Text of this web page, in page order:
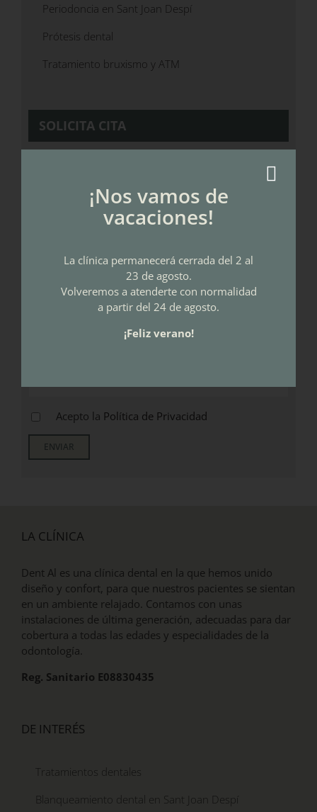
Periodoncia en Sant Joan Despí
Prótesis dental
Tratamiento bruxismo y ATM
SOLICITA CITA
Acepto la Política de Privacidad
LA CLÍNICA
Dent Al es una clínica dental en la que hemos unido
diseño y confort, para que nuestros pacientes se sientan
en un ambiente relajado. Contamos con unas
instalaciones de última generación, adecuadas para dar
cobertura a todas las edades y especialidades de la
odontología.
Reg. Sanitario E08830435
DE INTERÉS
Tratamientos dentales
Blanqueamiento dental en Sant Joan Despí
¡Nos vamos de
vacaciones!
La clínica permanecerá cerrada del 2 al
23 de agosto.
Volveremos a atenderte con normalidad
a partir del 24 de agosto.
¡Feliz verano!